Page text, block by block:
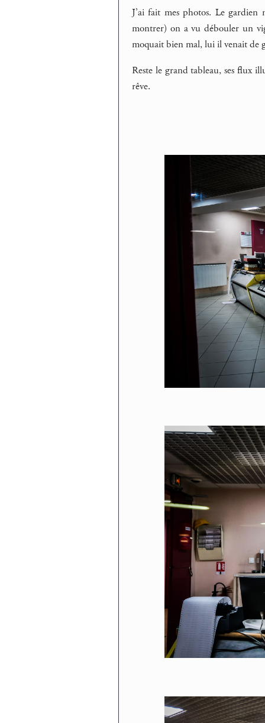
J’ai fait mes photos. Le
montrer) on a vu débouler un
moquait bien mal, lui il venait de
Reste le grand tableau, ses flux
rêve.